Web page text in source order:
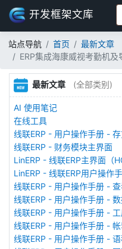
开发框架文库
站点导航 首页
最新文章
ERP集成海康威视考勤机及
最新文章 (全部类别)
AI 使用笔记
在线工具
线联ERP - 用户操作手册 -
线联ERP - 财务模块主界面
LinERP - 线联ERP主界面（
LinERP - 线联ERP用户操作
线联ERP - 用户操作手册 -
线联ERP - 用户操作手册 -
线联ERP - 用户操作手册 -
线联ERP - 用户操作手册 -
线联ERP - 用户操作手册 -